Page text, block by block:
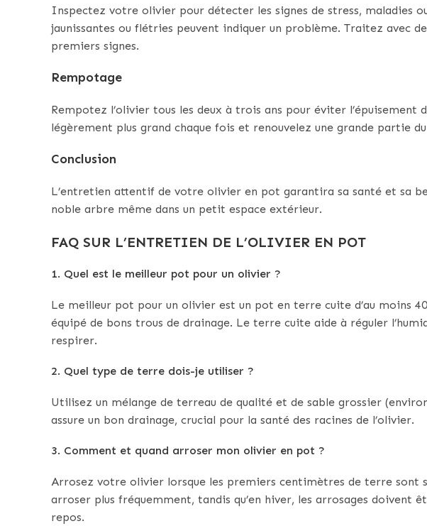
Inspectez votre olivier pour détecter les signes de stress, maladies
jaunissantes ou flétries peuvent indiquer un problème. Traitez avec
premiers signes.
Rempotage
Rempotez l’olivier tous les deux à trois ans pour éviter l’épuisement
légèrement plus grand chaque fois et renouvelez une grande partie
Conclusion
L’entretien attentif de votre olivier en pot garantira sa santé et sa
noble arbre même dans un petit espace extérieur.
FAQ SUR L’ENTRETIEN DE L’OLIVIER EN POT
1. Quel est le meilleur pot pour un olivier ?
Le meilleur pot pour un olivier est un pot en terre cuite d’au moins
équipé de bons trous de drainage. Le terre cuite aide à réguler
respirer.
2. Quel type de terre dois-je utiliser ?
Utilisez un mélange de terreau de qualité et de sable grossier
assure un bon drainage, crucial pour la santé des racines de l’olivier.
3. Comment et quand arroser mon olivier en pot ?
Arrosez votre olivier lorsque les premiers centimètres de terre sont
arroser plus fréquemment, tandis qu’en hiver, les arrosages doivent
repos.